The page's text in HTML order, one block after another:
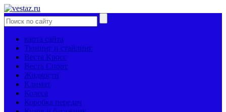
карта сайта
Тюнинг и стайлинг
Веста Кросс
Веста Спорт
Жидкости
Климат
Колеса
Коробка передач